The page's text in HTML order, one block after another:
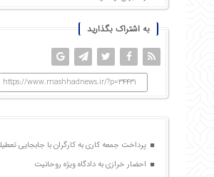
به اشتراک بگذارید
https://www.mashhadnews.ir/?p=34431
پرداخت جمعه کاری به کارگران با جابجایی
احضار خرازی به دادگاه ویژه روحانیت